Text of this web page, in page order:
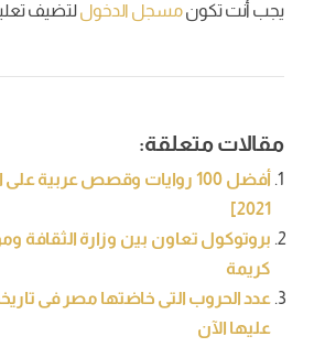
يجب أنت تكونمسجل الدخوللتضيف
مقالات متعلقة:
أفضل 100 روايات وقصص عربية
2021]
بروتوكول تعاون بين وزارة الثقافة
كريمة
عدد الحروب التى خاضتها مصر فى
عليها الآن